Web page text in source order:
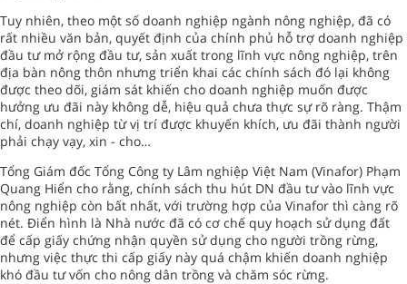
Tuy nhiên, theo một số doanh nghiệp ngành nông nghiệp, đã có
rất nhiều văn bản, quyết định của chính phủ hỗ trợ doanh nghiệp
đầu tư mở rộng đầu tư, sản xuất trong lĩnh vực nông nghiệp, trên
địa bàn nông thôn nhưng triển khai các chính sách đó lại không
được theo dõi, giám sát khiến cho doanh nghiệp muốn được
hưởng ưu đãi này không dễ, hiệu quả chưa thực sự rõ ràng. Thậm
chí, doanh nghiệp từ vị trí được khuyến khích, ưu đãi thành người
phải chạy vạy, xin - cho…
Tổng Giám đốc Tổng Công ty Lâm nghiệp Việt Nam (Vinafor) Phạm
Quang Hiển cho rằng, chính sách thu hút DN đầu tư vào lĩnh vực
nông nghiệp còn bất nhất, với trường hợp của Vinafor thì càng rõ
nét. Điển hình là Nhà nước đã có cơ chế quy hoạch sử dụng đất
để cấp giấy chứng nhận quyền sử dụng cho người trồng rừng,
nhưng việc thực thi cấp giấy này quá chậm khiến doanh nghiệp
khó đầu tư vốn cho nông dân trồng và chăm sóc rừng.